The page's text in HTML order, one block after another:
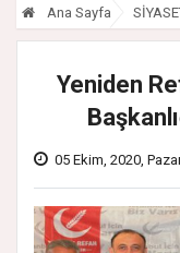
Ana Sayfa
Yeniden
05 Ekim, 2020,